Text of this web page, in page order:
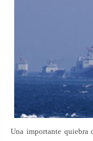
Una importante quiebra